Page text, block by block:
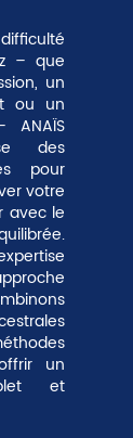
– que
un
ou un
ANAÏS
des
pour
votre
avec le
un
et